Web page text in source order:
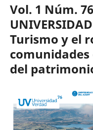
Vol. 1 Núm.
Turismo y el
del